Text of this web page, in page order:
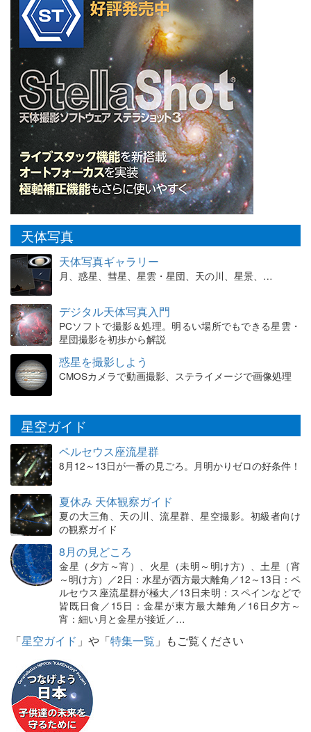
天体写真
天体写真ギャラリー
月、惑星、彗星、星雲・星団、天の川、星景、…
デジタル天体写真入門
PCソフトで撮影＆処理。明るい場所でもできる星雲・
星団撮影を初歩から解説
惑星を撮影しよう
CMOSカメラで動画撮影、ステライメージで画像処理
星空ガイド
ペルセウス座流星群
8月12～13日が一番の見ごろ。月明かりゼロの好条件！
夏休み 天体観察ガイド
夏の大三角、天の川、流星群、星空撮影。初級者向け
の観察ガイド
8月の見どころ
金星（夕方～宵）、火星（未明～明け方）、土星（宵
～明け方）／2日：水星が西方最大離角／12～13日：ペ
ルセウス座流星群が極大／13日未明：スペインなどで
皆既日食／15日：金星が東方最大離角／16日夕方～
宵：細い月と金星が接近／…
「星空ガイド 」や「特集一覧 」もご覧ください